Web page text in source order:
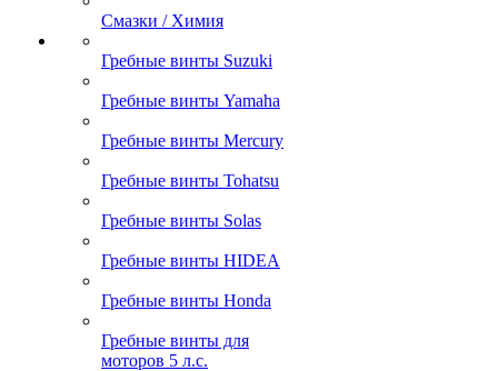
Смазки / Химия
Гребные винты Suzuki
Гребные винты Yamaha
Гребные винты Mercury
Гребные винты Tohatsu
Гребные винты Solas
Гребные винты HIDEA
Гребные винты Honda
Гребные винты для
моторов 5 л.с.